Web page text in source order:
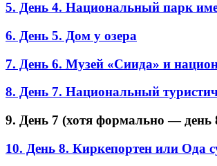
5. День 4. Национальный парк
6. День 5. Дом у озера
7. День 6. Музей «Сиида» и
8. День 7. Национальный
9. День 7 (хотя формально — день
10. День 8. Киркепортен или Ода